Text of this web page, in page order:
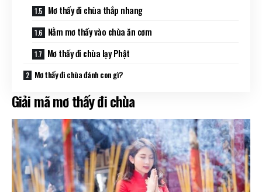
Mơ thấy đi chùa thắp nhang
Nằm mơ thấy vào chùa ăn cơm
Mơ thấy đi chùa lạy Phật
Mơ thấy đi chùa đánh con gì?
Giải mã mơ thấy đi chùa